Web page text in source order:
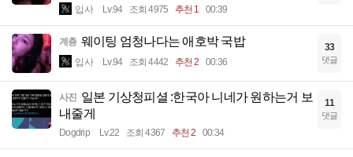
입사 Lv.94 조회 4975 추천 1 00:39
계층 웨이팅 엄청나다는 애호박 국밥
입사 Lv.94 조회 4442 추천 2 00:36
33
댓글
사진 일본 기상청피셜 :한국아 니네가 원하는거 보
내줄게
Dogdrip Lv.22 조회 4367 추천 2 00:34
11
댓글